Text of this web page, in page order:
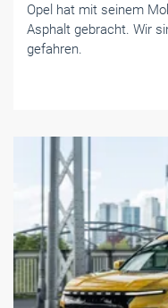
Opel hat mit seinem
Asphalt gebracht. Wir
gefahren.